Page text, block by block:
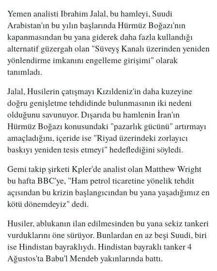
Yemen analisti Ibrahim Jalal, bu hamleyi, Suudi
Arabistan'ın bu yılın başlarında Hürmüz Boğazı'nın
kapanmasından bu yana giderek daha fazla kullandığı
alternatif güzergah olan "Süveyş Kanalı üzerinden yeniden
yönlendirme imkanını engelleme girişimi" olarak
tanımladı.
Jalal, Husilerin çatışmayı Kızıldeniz'in daha kuzeyine
doğru genişletme tehdidinde bulunmasının iki nedeni
olduğunu savunuyor. Dışarıda bu hamlenin İran'ın
Hürmüz Boğazı konusundaki "pazarlık gücünü" artırmayı
amaçladığını, içeride ise "Riyad üzerindeki zorlayıcı
baskıyı yeniden tesis etmeyi" hedeflediğini söyledi.
Gemi takip şirketi Kpler'de analist olan Matthew Wright
bu hafta BBC'ye, "Ham petrol ticaretine yönelik tehdit
açısından bu krizin başlangıcından bu yana yaşadığımız en
kötü dönemdeyiz" dedi.
Husiler, ablukanın ilan edilmesinden bu yana sekiz tankeri
vurduklarını öne sürüyor. Bunlardan en az beşi Suudi, biri
ise Hindistan bayraklıydı. Hindistan bayraklı tanker 4
Ağustos'ta Babu'l Mendeb yakınlarında battı.